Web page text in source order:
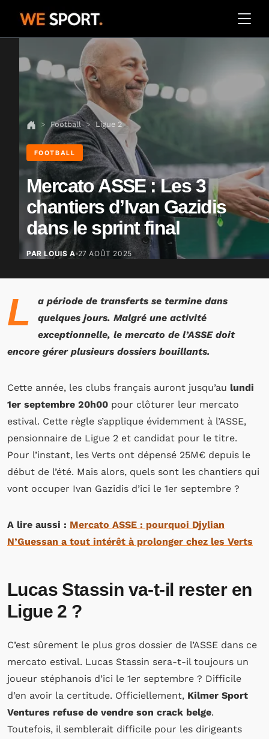
Football Ligue 2
FOOTBALL
Mercato ASSE : Les 3
chantiers d’Ivan Gazidis
dans le sprint final
PAR LOUIS A 27 AOÛT 2025
L
a période de transferts se termine dans
quelques jours. Malgré une activité
exceptionnelle, le mercato de l’ASSE doit
encore gérer plusieurs dossiers bouillants.
Cette année, les clubs français auront jusqu’au lundi
1er septembre 20h00 pour clôturer leur mercato
estival. Cette règle s’applique évidemment à l’ASSE,
pensionnaire de Ligue 2 et candidat pour le titre.
Pour l’instant, les Verts ont dépensé 25M€ depuis le
début de l’été. Mais alors, quels sont les chantiers qui
vont occuper Ivan Gazidis d’ici le 1er septembre ?
A lire aussi : Mercato ASSE : pourquoi Djylian
N’Guessan a tout intérêt à prolonger chez les Verts
Lucas Stassin va-t-il rester en
Ligue 2 ?
C’est sûrement le plus gros dossier de l’ASSE dans ce
mercato estival. Lucas Stassin sera-t-il toujours un
joueur stéphanois d’ici le 1er septembre ? Difficile
d’en avoir la certitude. Officiellement, Kilmer Sport
Ventures refuse de vendre son crack belge.
Toutefois, il semblerait difficile pour les dirigeants